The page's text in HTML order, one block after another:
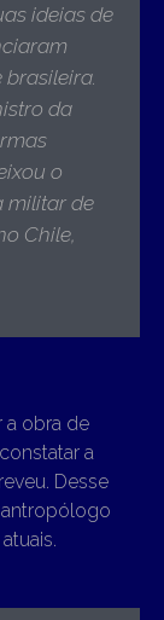
ideias de
da
o
militar de
Chile,
a obra de
a
Desse